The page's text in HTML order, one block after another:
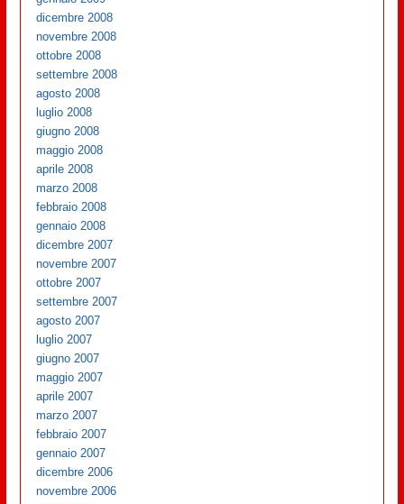
dicembre 2008
novembre 2008
ottobre 2008
settembre 2008
agosto 2008
luglio 2008
giugno 2008
maggio 2008
aprile 2008
marzo 2008
febbraio 2008
gennaio 2008
dicembre 2007
novembre 2007
ottobre 2007
settembre 2007
agosto 2007
luglio 2007
giugno 2007
maggio 2007
aprile 2007
marzo 2007
febbraio 2007
gennaio 2007
dicembre 2006
novembre 2006